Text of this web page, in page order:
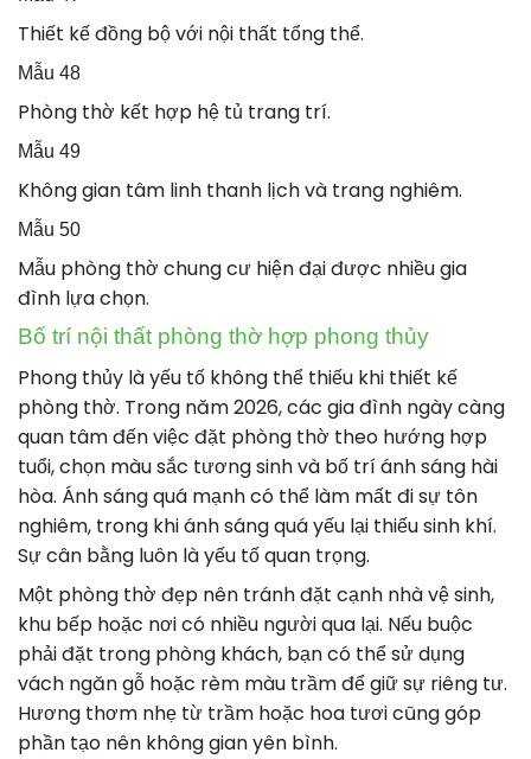
Thiết kế đồng bộ với nội thất tổng thể.
Mẫu 48
Phòng thờ kết hợp hệ tủ trang trí.
Mẫu 49
Không gian tâm linh thanh lịch và trang nghiêm.
Mẫu 50
Mẫu phòng thờ chung cư hiện đại được nhiều gia
đình lựa chọn.
Bố trí nội thất phòng thờ hợp phong thủy
Phong thủy là yếu tố không thể thiếu khi thiết kế
phòng thờ. Trong năm 2026, các gia đình ngày càng
quan tâm đến việc đặt phòng thờ theo hướng hợp
tuổi, chọn màu sắc tương sinh và bố trí ánh sáng hài
hòa. Ánh sáng quá mạnh có thể làm mất đi sự tôn
nghiêm, trong khi ánh sáng quá yếu lại thiếu sinh khí.
Sự cân bằng luôn là yếu tố quan trọng.
Một phòng thờ đẹp nên tránh đặt cạnh nhà vệ sinh,
khu bếp hoặc nơi có nhiều người qua lại. Nếu buộc
phải đặt trong phòng khách, bạn có thể sử dụng
vách ngăn gỗ hoặc rèm màu trầm để giữ sự riêng tư.
Hương thơm nhẹ từ trầm hoặc hoa tươi cũng góp
phần tạo nên không gian yên bình.